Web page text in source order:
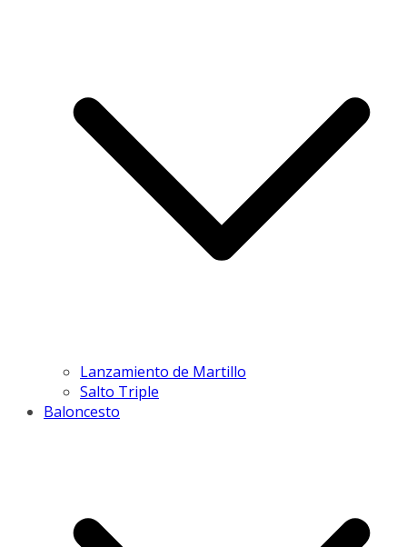
Lanzamiento de Martillo
Salto Triple
Baloncesto